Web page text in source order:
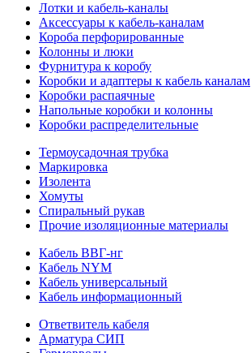
Лотки и кабель-каналы
Аксессуары к кабель-каналам
Короба перфорированные
Колонны и люки
Фурнитура к коробу
Коробки и адаптеры к кабель каналам
Коробки распаячные
Напольные коробки и колонны
Коробки распределительные
Термоусадочная трубка
Маркировка
Изолента
Хомуты
Спиральный рукав
Прочие изоляционные материалы
Кабель ВВГ-нг
Кабель NYM
Кабель универсальный
Кабель информационный
Ответвитель кабеля
Арматура СИП